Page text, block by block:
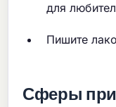
для
Пишите
Сферы